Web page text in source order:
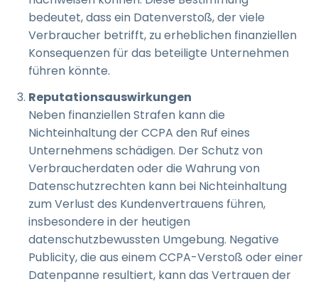
bedeutet, dass ein Datenverstoß, der viele
Verbraucher betrifft, zu erheblichen finanziellen
Konsequenzen für das beteiligte Unternehmen
führen könnte.
Reputationsauswirkungen
Neben finanziellen Strafen kann die
Nichteinhaltung der CCPA den Ruf eines
Unternehmens schädigen. Der Schutz von
Verbraucherdaten oder die Wahrung von
Datenschutzrechten kann bei Nichteinhaltung
zum Verlust des Kundenvertrauens führen,
insbesondere in der heutigen
datenschutzbewussten Umgebung. Negative
Publicity, die aus einem CCPA-Verstoß oder einer
Datenpanne resultiert, kann das Vertrauen der